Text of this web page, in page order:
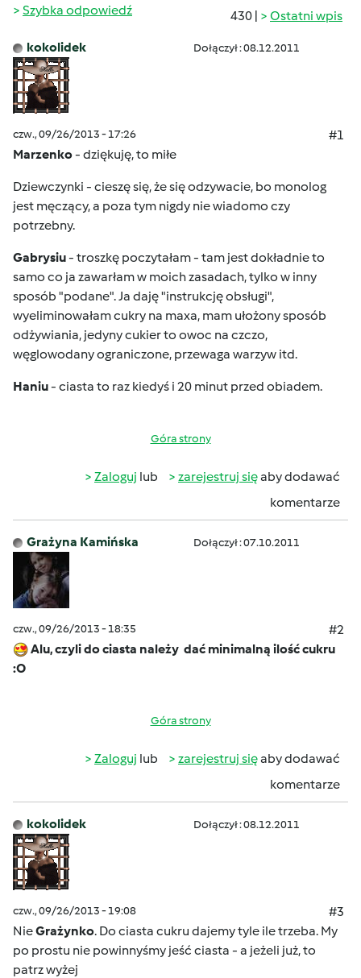
430 | Ostatni wpis
Szybka odpowiedź
kokolidek Dołączył : 08.12.2011
czw., 09/26/2013 - 17:26
#1
Marzenko- dziękuję, to miłe
Dziewczynki - cieszę się, że się odzywacie, bo monolog
jest męczący, a poza tym nigdy nie wiadomo czy
potrzebny.
Gabrysiu- troszkę poczytałam - tam jest dokładnie to
samo co ja zawarłam w moich zasadach, tylko w inny
sposób "podane". Ja daję "instrukcję obsługi",
wyeliminowałam cukry na maxa, mam ułożony sposób
odżywiania, jedyny cukier to owoc na czczo,
węglowodany ograniczone, przewaga warzyw itd.
Haniu- ciasta to raz kiedyś i 20 minut przed obiadem.
Góra strony
Zaloguj lub zarejestruj sięaby dodawać
komentarze
Grażyna Kamińska Dołączył : 07.10.2011
czw., 09/26/2013 - 18:35
#2
Alu, czyli do ciasta należy dać minimalną ilość cukru
:O
Góra strony
Zaloguj lub zarejestruj sięaby dodawać
komentarze
kokolidek Dołączył : 08.12.2011
czw., 09/26/2013 - 19:08
#3
NieGrażynko. Do ciasta cukru dajemy tyle ile trzeba. My
po prostu nie powinnyśmy jeść ciasta - a jeżeli już, to
patrz wyżej